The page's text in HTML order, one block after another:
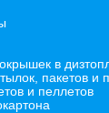
в
пакетов и
и пеллетов